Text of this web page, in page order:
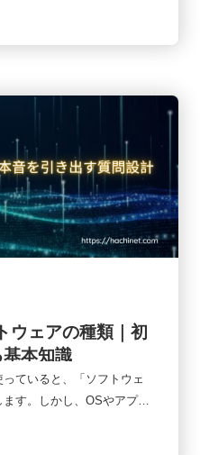
カスタマイズの考え方まで
ウェアの種類｜初
本知識
ていると、「ソフトウェ
す。しかし、OSやアプ